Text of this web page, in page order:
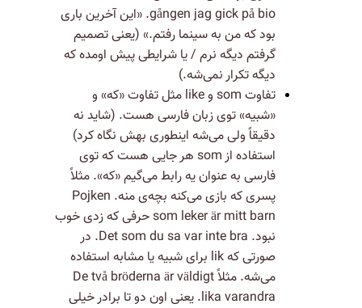
gången jag gick på bio. «این آخرین باری
بود که من به سینما رفتم.» (یعنی تصمیم
گرفتم دیگه نرم / یا شرایطی پیش اومده که
دیگه تکرار نمی‌شه.)
تفاوت som و like مثل تفاوت «که» و
«شبیه» توی زبان فارسی هست. (شاید نه
دقیقاً ولی می‌شه اینطوری بهش نگاه کرد)
استفاده از som هر جایی هست که توی
فارسی به عنوان یه رابط می‌گیم «که». مثلاً
پسری که بازی می‌کنه بچه‌ی منه. Pojken
som leker är mitt barn حرفی که زدی خوب
نبود. Det som du sa var inte bra. در
صورتی که lik برای شبیه یا مشابه استفاده
می‌شه. مثلاً De två bröderna är väldigt
lika varandra. یعنی اون دو تا برادر خیلی